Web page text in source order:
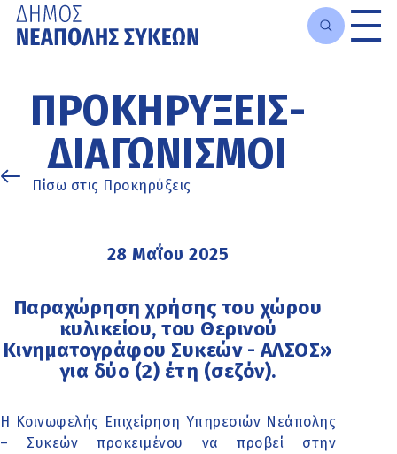
κυρίως
περιεχόμενο
ΠΡΟΚΗΡΎΞΕΙΣ-
ΔΙΑΓΩΝΙΣΜΟΊ
Πίσω στις Προκηρύξεις
28 Μαΐου 2025
Παραχώρηση χρήσης του χώρου
κυλικείου, του Θερινού
Κινηματογράφου Συκεών - ΑΛΣΟΣ»
για δύο (2) έτη (σεζόν).
Η Κοινωφελής Επιχείρηση Υπηρεσιών Νεάπολης
– Συκεών προκειμένου να προβεί στην